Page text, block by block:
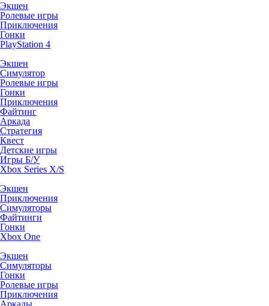
Экшен
Ролевые игры
Приключения
Гонки
PlayStation 4
Экшен
Симулятор
Ролевые игры
Гонки
Приключения
Файтинг
Аркада
Стратегия
Квест
Детские игры
Игры Б/У
Xbox Series X/S
Экшен
Приключения
Симуляторы
Файтинги
Гонки
Xbox One
Экшен
Симуляторы
Гонки
Ролевые игры
Приключения
Аркады